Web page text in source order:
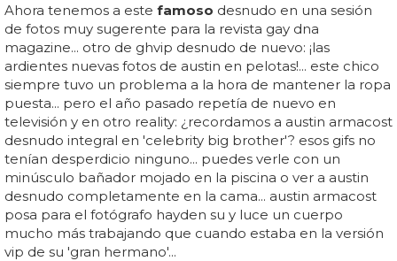
Ahora tenemos a este famoso desnudo en una sesión
de fotos muy sugerente para la revista gay dna
magazine... otro de ghvip desnudo de nuevo: ¡las
ardientes nuevas fotos de austin en pelotas!... este chico
siempre tuvo un problema a la hora de mantener la ropa
puesta... pero el año pasado repetía de nuevo en
televisión y en otro reality: ¿recordamos a austin armacost
desnudo integral en 'celebrity big brother'? esos gifs no
tenían desperdicio ninguno... puedes verle con un
minúsculo bañador mojado en la piscina o ver a austin
desnudo completamente en la cama... austin armacost
posa para el fotógrafo hayden su y luce un cuerpo
mucho más trabajando que cuando estaba en la versión
vip de su 'gran hermano'...